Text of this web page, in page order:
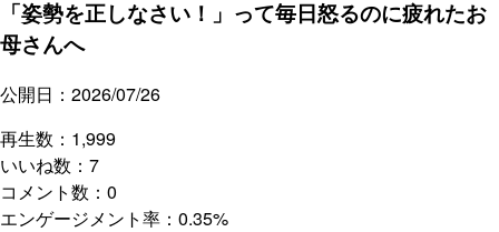
「姿勢を正しなさい！」って毎日怒るのに疲れたお
母さんへ
公開日：2026/07/26
再生数：1,999
いいね数：7
コメント数：0
エンゲージメント率：0.35%